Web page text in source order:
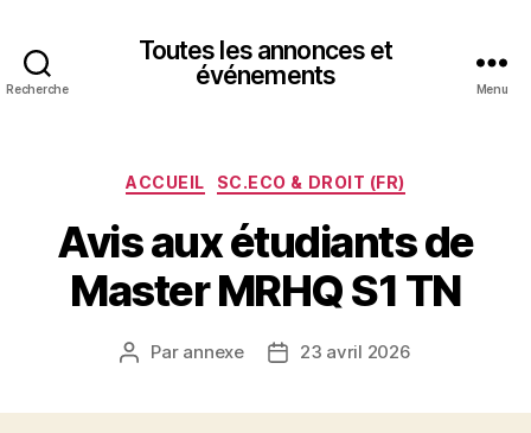
Recherche
Toutes les annonces et
événements
Menu
Catégories
ACCUEIL SC.ECO & DROIT (FR)
Avis aux étudiants de
Master MRHQ S1 TN
Auteur
Par annexe
Date23 avril 2026